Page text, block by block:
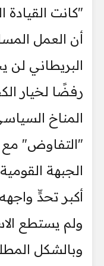
"كانت
أن العمل
رفضًا لخيار
المناخ
"التفاوض"
الجبهة
أكبر تحدٍّ
وبالشكل